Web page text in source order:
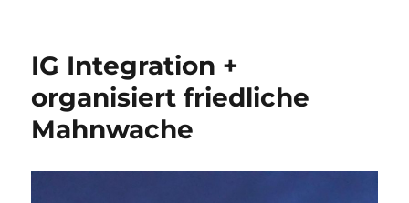
IG Integration +
organisiert friedliche
Mahnwache